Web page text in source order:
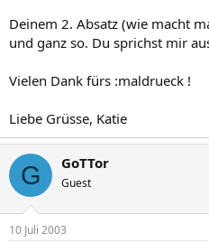
Deinem 2. Absatz (wie macht
und ganz so. Du sprichst mir
Vielen Dank fürs :maldrueck !
Liebe Grüsse, Katie
G GoTTor
Guest
10 Juli 2003